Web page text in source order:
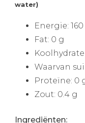
water)
Energie: 160
Fat: 0 g
Waarvan
Proteïne: 0
Zout: 0.4 g
Ingrediënten: